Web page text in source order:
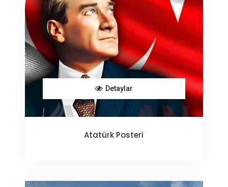
Detaylar
Atatürk Posteri